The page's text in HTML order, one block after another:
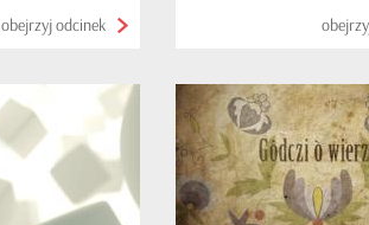
obejrzyj odcinek